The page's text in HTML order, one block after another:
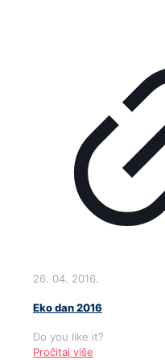
26. 04. 2016.
Eko dan 2016
Do you like it?
Pročitaj više